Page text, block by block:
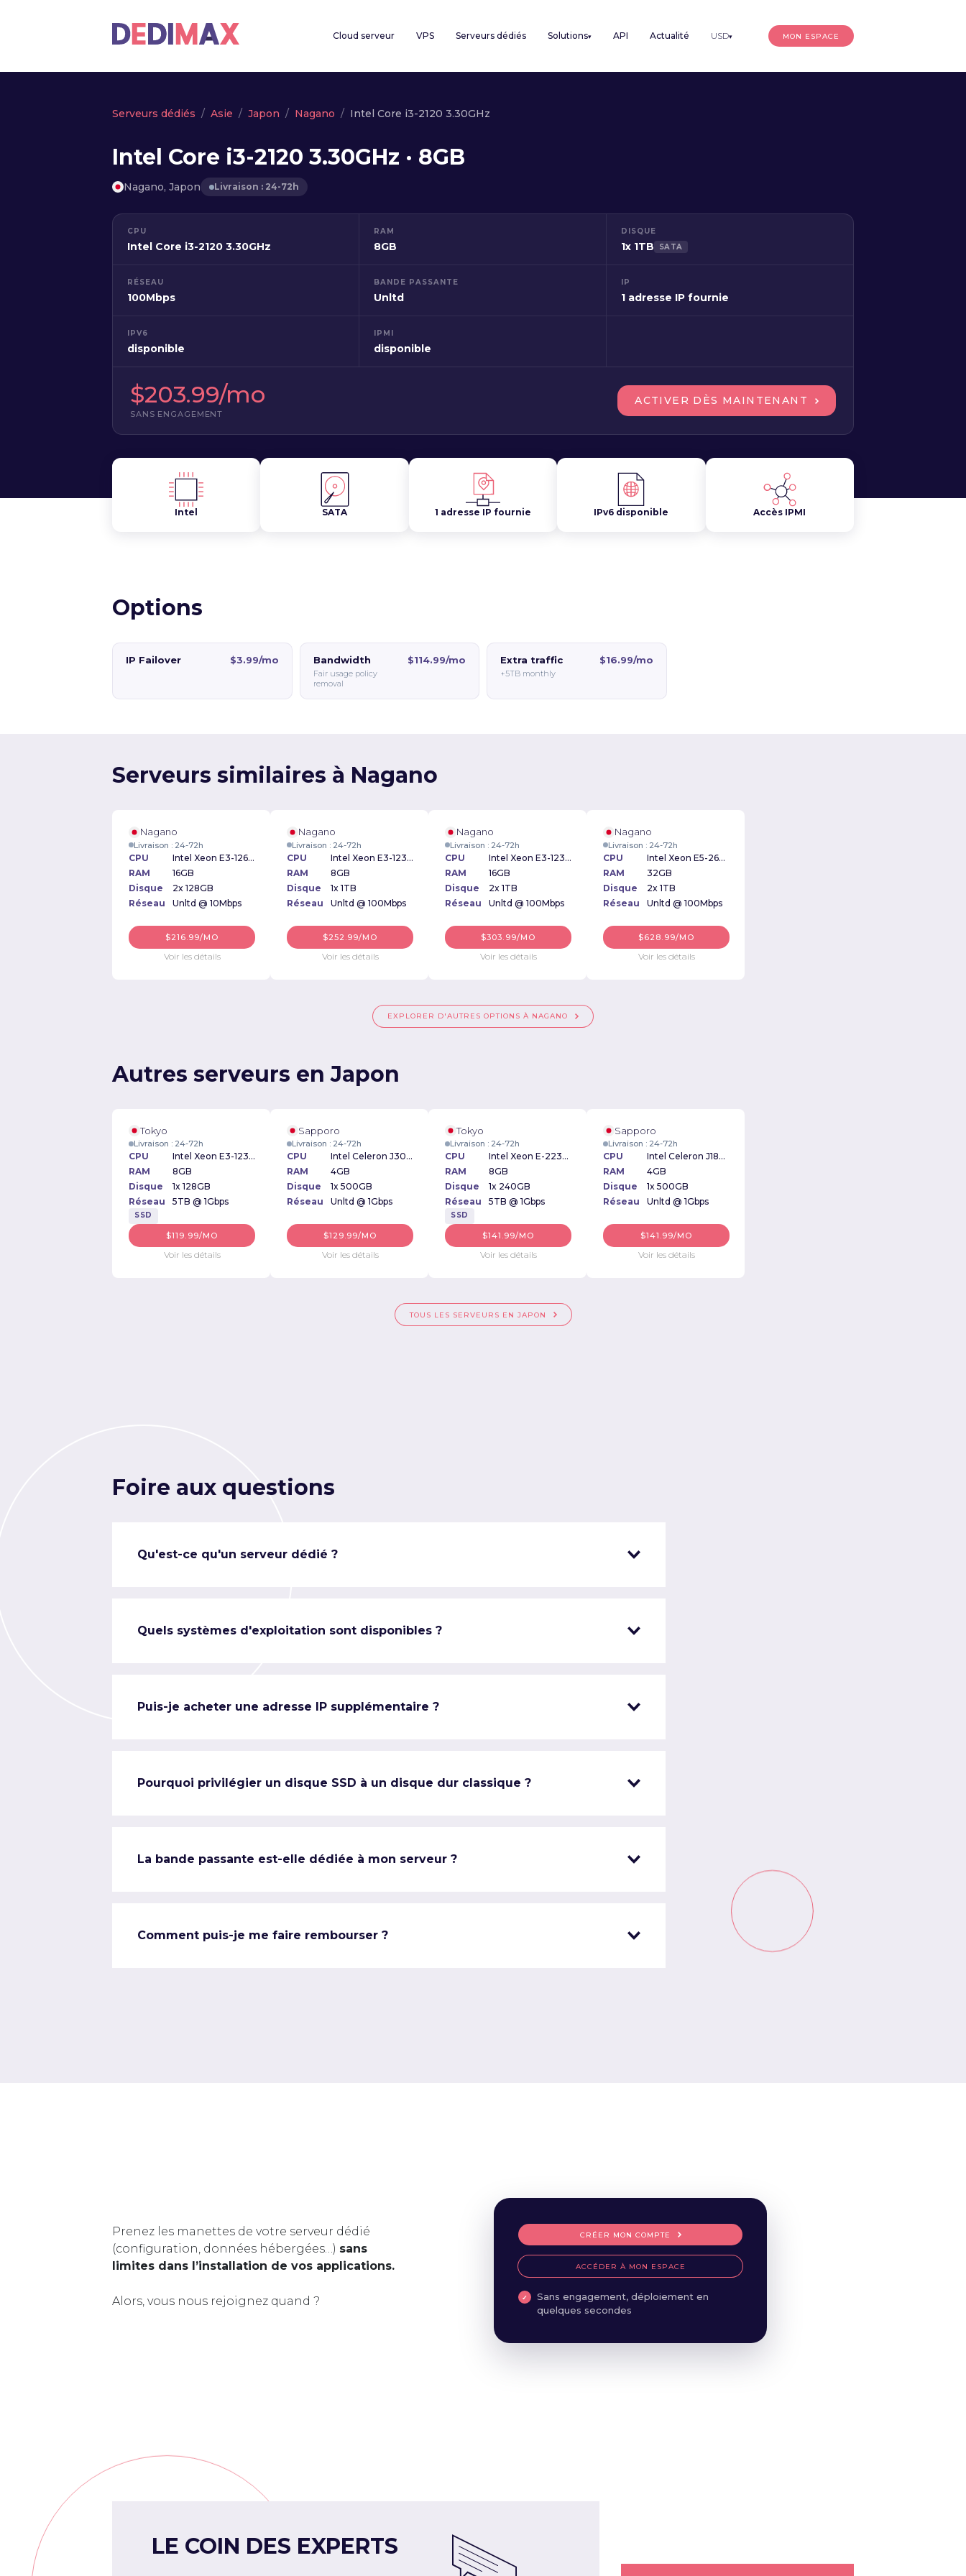
Cloud serveur VPS Serveurs dédiés Solutions▾ API Actualité USD▾ MON ESPACE
Serveurs dédiés Asie Japon Nagano Intel Core i3-2120 3.30GHz
Intel Core i3-2120 3.30GHz · 8GB
Nagano, Japon Livraison : 24-72h
CPU
Intel Core i3-2120 3.30GHz
RAM
8GB
DISQUE
1x 1TB SATA
RÉSEAU
100Mbps
BANDE PASSANTE
Unltd
IP
1 adresse IP fournie
IPV6
disponible
IPMI
disponible
$203.99/mo
SANS ENGAGEMENT
ACTIVER DÈS MAINTENANT
Intel SATA 1 adresse IP fournie IPv6 disponible Accès IPMI
Options
IP Failover $3.99/mo Bandwidth
Fair usage policy
removal
$114.99/mo Extra traffic
+5TB monthly
$16.99/mo
Serveurs similaires à Nagano
Nagano
Livraison : 24-72h
CPU
Intel Xeon E3-1260v2
RAM
16GB
Disque
2x 128GB
Réseau
Unltd @ 10Mbps
$216.99/MO
Voir les détails
Nagano
Livraison : 24-72h
CPU
Intel Xeon E3-1230v5 3.40GHz
RAM
8GB
Disque
1x 1TB
Réseau
Unltd @ 100Mbps
$252.99/MO
Voir les détails
Nagano
Livraison : 24-72h
CPU
Intel Xeon E3-1230v5 3.40GHz
RAM
16GB
Disque
2x 1TB
Réseau
Unltd @ 100Mbps
$303.99/MO
Voir les détails
Nagano
Livraison : 24-72h
CPU
Intel Xeon E5-2603v3 1.60GHz
RAM
32GB
Disque
2x 1TB
Réseau
Unltd @ 100Mbps
$628.99/MO
Voir les détails
EXPLORER D'AUTRES OPTIONS À NAGANO
Autres serveurs en Japon
Tokyo
Livraison : 24-72h
CPU
Intel Xeon E3-1230v2 3.30GHz
RAM
8GB
Disque
1x 128GB
Réseau
5TB @ 1Gbps
SSD
$119.99/MO
Voir les détails
Sapporo
Livraison : 24-72h
CPU
Intel Celeron J3060 1.60GHz
RAM
4GB
Disque
1x 500GB
Réseau
Unltd @ 1Gbps
$129.99/MO
Voir les détails
Tokyo
Livraison : 24-72h
CPU
Intel Xeon E-2234 3.6GHz
RAM
8GB
Disque
1x 240GB
Réseau
5TB @ 1Gbps
SSD
$141.99/MO
Voir les détails
Sapporo
Livraison : 24-72h
CPU
Intel Celeron J1800 2.41GHz
RAM
4GB
Disque
1x 500GB
Réseau
Unltd @ 1Gbps
$141.99/MO
Voir les détails
TOUS LES SERVEURS EN JAPON
Foire aux questions
Qu'est-ce qu'un serveur dédié ?
Quels systèmes d'exploitation sont disponibles ?
Puis-je acheter une adresse IP supplémentaire ?
Pourquoi privilégier un disque SSD à un disque dur classique ?
La bande passante est-elle dédiée à mon serveur ?
Comment puis-je me faire rembourser ?
Prenez les manettes de votre serveur dédié
(configuration, données hébergées…) sans
limites dans l’installation de vos applications.
Alors, vous nous rejoignez quand ?
CRÉER MON COMPTE
ACCÉDER À MON ESPACE
Sans engagement, déploiement en
quelques secondes
LE COIN DES EXPERTS